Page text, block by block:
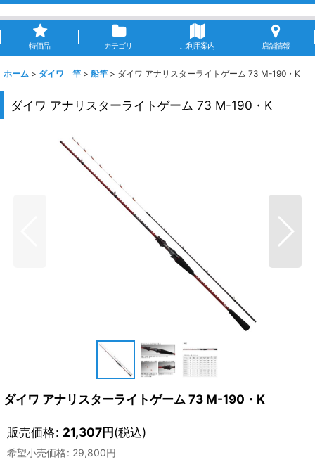
特価品 カテゴリ ご利用案内 店舗情報
ホーム > ダイワ 竿 > 船竿 > ダイワ アナリスターライトゲーム 73 M-190・K
ダイワ アナリスターライトゲーム 73 M-190・K
ダイワ アナリスターライトゲーム 73 M-190・K
販売価格: 21,307円(税込)
希望小売価格: 29,800円